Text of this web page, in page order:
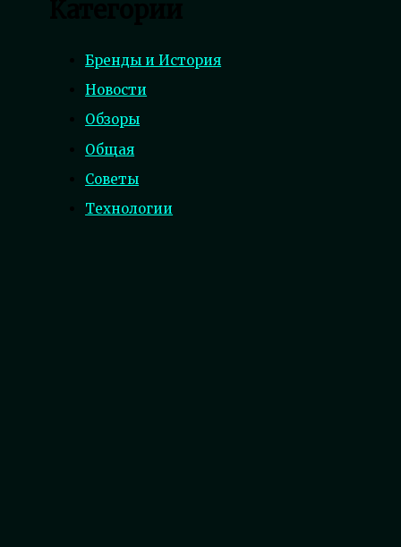
Бренды и История
Новости
Обзоры
Общая
Советы
Технологии